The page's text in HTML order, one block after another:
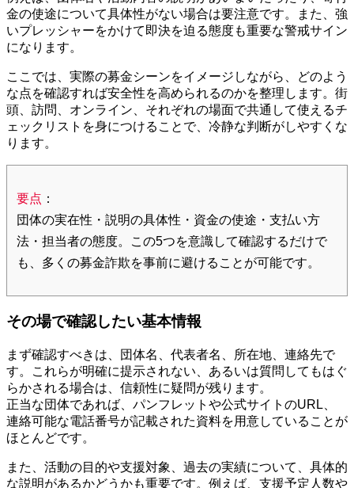
金の使途について具体性がない場合は要注意です。また、強
いプレッシャーをかけて即決を迫る態度も重要な警戒サイン
になります。
ここでは、実際の募金シーンをイメージしながら、どのよう
な点を確認すれば安全性を高められるのかを整理します。街
頭、訪問、オンライン、それぞれの場面で共通して使えるチ
ェックリストを身につけることで、冷静な判断がしやすくな
ります。
要点 ：
団体の実在性・説明の具体性・資金の使途・支払い方
法・担当者の態度。この5つを意識して確認するだけで
も、多くの募金詐欺を事前に避けることが可能です。
その場で確認したい基本情報
まず確認すべきは、団体名、代表者名、所在地、連絡先で
す。これらが明確に提示されない、あるいは質問してもはぐ
らかされる場合は、信頼性に疑問が残ります。
正当な団体であれば、パンフレットや公式サイトのURL、
連絡可能な電話番号が記載された資料を用意していることが
ほとんどです。
また、活動の目的や支援対象、過去の実績について、具体的
な説明があるかどうかも重要です。例えば、支援予定人数や